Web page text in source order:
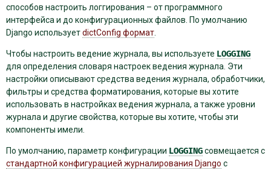
способов настроить логгирования – от программного
интерфейса и до конфигурационных файлов. По умолчанию
Django используетdictConfig формат
Чтобы настроить ведение журнала, вы используете LOGGING
для определения словаря настроек ведения журнала. Эти
настройки описывают средства ведения журнала, обработчики,
фильтры и средства форматирования, которые вы хотите
использовать в настройках ведения журнала, а также уровни
журнала и другие свойства, которые вы хотите, чтобы эти
компоненты имели.
По умолчанию, параметр конфигурации LOGGINGсовмещается с
стандартной конфигурацией журналирования Django с